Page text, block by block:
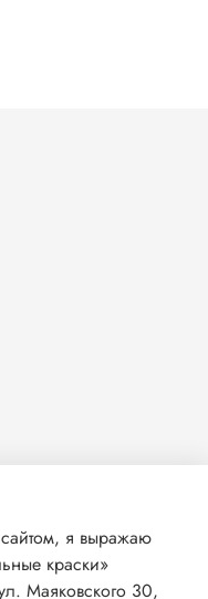
я выражаю
краски»
Маяковского 30,